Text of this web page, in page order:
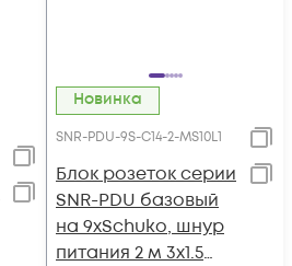
Новинка
SNR-PDU-9S-C14-2-MS10L1
Блок розеток серии
SNR-PDU базовый
на 9хSchuko, шнур
питания 2 м 3x1.5